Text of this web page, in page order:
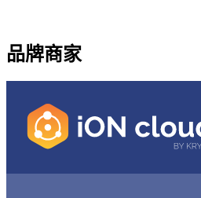
品牌商家